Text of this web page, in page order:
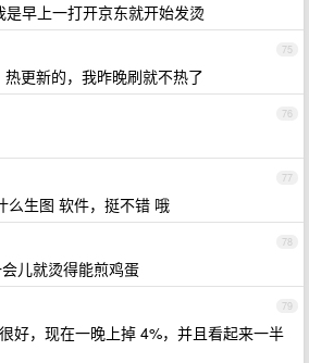
是早上一打开京东就开始发烫
75
更新的，我昨晚刷就不热了
76
77
么生图 软件，挺不错 哦
78
儿就烫得能煎鸡蛋
79
好，现在一晚上掉 4%，并且看起来一半